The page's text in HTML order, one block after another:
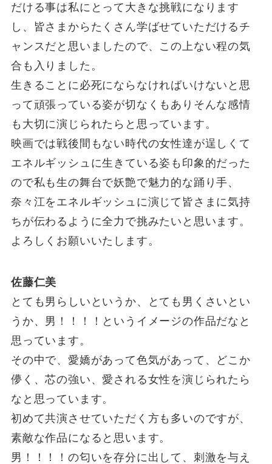
だける事は私にとって大きな挑戦になります
し、皆さまからたくさん学ばせていただけるチ
ャンスだと思いましたので、この上ない程の気
合も入りました。
生きることに必死にならなければいけないと思
って頑張っている姿が切なくもありそんな感情
も大切に演じられたらと思っています。
映画では戦後間もない時代の女性達が逞しくて
エネルギッシュに生きている姿も印象的だった
ので私も生の舞台で妖艶で魅力的な踊り手、
奈々江をエネルギッシュに演じて皆さまに気持
ちが伝わるように全力で挑みたいと思います。
よろしくお願いいたします。
佐藤仁美
とても男らしいというか、とても男くさいとい
うか、男！！！！というイメージの作品だなと
思っています。
その中で、愛嬌があって色気があって、どこか
儚く、芯の強い、愛される女性を演じられたら
なと思っています。
初めて共演させていただく方も多いのですが、
素敵な作品になると思います。
男！！！！の匂いを存分に出して、刺激を与え